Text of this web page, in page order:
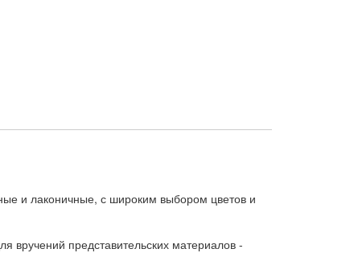
и лаконичные, с широким выбором цветов и
вручений представительских материалов -